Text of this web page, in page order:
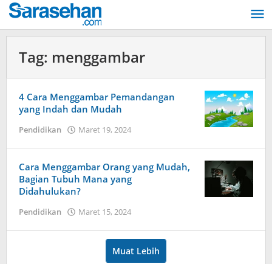
Lewati
ke
konten
Tag: menggambar
4 Cara Menggambar Pemandangan
yang Indah dan Mudah
Pendidikan Maret 19, 2024
Pradana
Putra
Cara Menggambar Orang yang Mudah,
Bagian Tubuh Mana yang
Didahulukan?
Pendidikan Maret 15, 2024
Pradana
Putra
Muat Lebih